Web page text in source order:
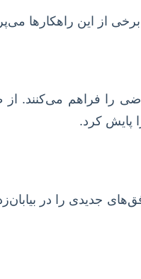
از این راهکارها
را فراهم می‌کنند. از
پایش کرد.
جدیدی را در